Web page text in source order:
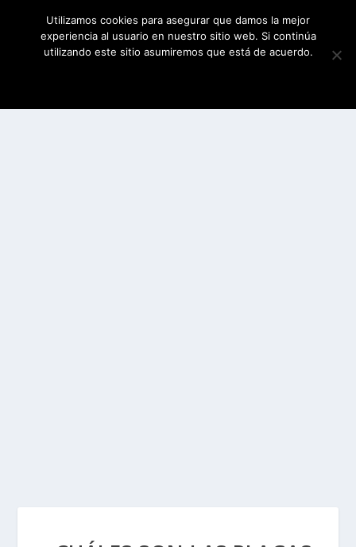
Utilizamos cookies para asegurar que damos la mejor
experiencia al usuario en nuestro sitio web. Si continúa
utilizando este sitio asumiremos que está de acuerdo.